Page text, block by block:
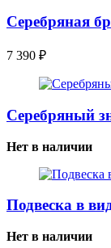
Серебряная
7 390 ₽
Серебряный
Нет в наличии
Подвеска в
Нет в наличии